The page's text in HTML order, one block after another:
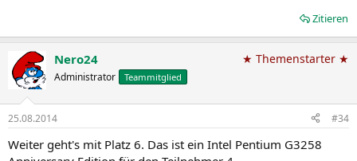
Zitieren
Nero24
Administrator Teammitglied
★ Themenstarter ★
25.08.2014 #34
Weiter geht's mit Platz 6. Das ist ein Intel Pentium G3258